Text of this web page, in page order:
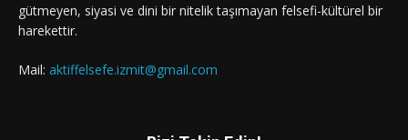
gütmeyen, siyasi ve dini bir nitelik taşımayan felsefi-kültürel bir
harekettir.
Mail: aktiffelsefe.izmit@gmail.com